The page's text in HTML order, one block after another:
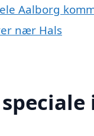
Aalborg
nær Hals